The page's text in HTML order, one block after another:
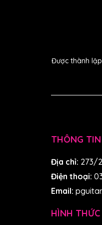
Được thành
THÔNG
Địa chỉ: 273/
Điện thoại:
Email:
HÌNH